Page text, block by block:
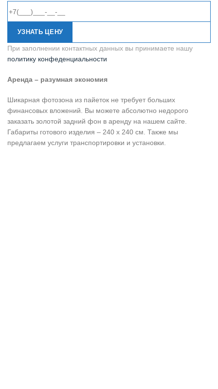
УЗНАТЬ ЦЕНУ
При заполнении контактных данных вы принимаете нашу
политику конфеденциальности
Аренда – разумная экономия
Шикарная фотозона из пайеток не требует больших
финансовых вложений. Вы можете абсолютно недорого
заказать золотой задний фон в аренду на нашем сайте.
Габариты готового изделия – 240 х 240 см. Также мы
предлагаем услуги транспортировки и установки.